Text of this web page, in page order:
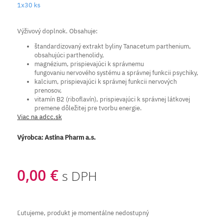
1x30 ks
Výživový doplnok. Obsahuje:
štandardizovaný extrakt byliny Tanacetum parthenium,
obsahujúci parthenolidy,
magnézium, prispievajúci k správnemu
fungovaniu nervového systému a správnej funkcii psychiky,
kalcium, prispievajúci k správnej funkcii nervových
prenosov,
vitamín B2 (riboflavín), prispievajúci k správnej látkovej
premene dôležitej pre tvorbu energie.
Viac na adcc.sk
Výrobca:Astina Pharm a.s.
0,00 € s DPH
Ľutujeme, produkt je momentálne nedostupný